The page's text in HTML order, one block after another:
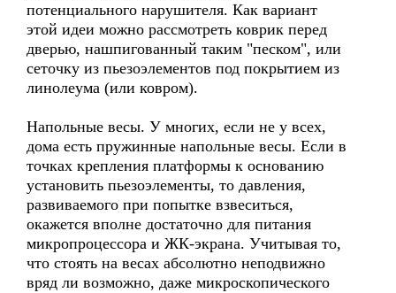
потенциального нарушителя. Как вариант
этой идеи можно рассмотреть коврик перед
дверью, нашпигованный таким "песком", или
сеточку из пьезоэлементов под покрытием из
линолеума (или ковром).
Напольные весы. У многих, если не у всех,
дома есть пружинные напольные весы. Если в
точках крепления платформы к основанию
установить пьезоэлементы, то давления,
развиваемого при попытке взвеситься,
окажется вполне достаточно для питания
микропроцессора и ЖК-экрана. Учитывая то,
что стоять на весах абсолютно неподвижно
вряд ли возможно, даже микроскопического